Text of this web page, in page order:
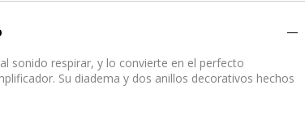
sonido respirar, y lo convierte en el perfecto
Su diadema y dos anillos decorativos hechos